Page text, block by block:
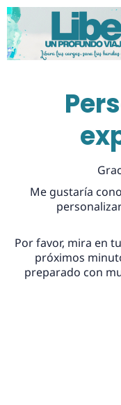
Me gustaría
Por favor, mira en
próximos
preparado con